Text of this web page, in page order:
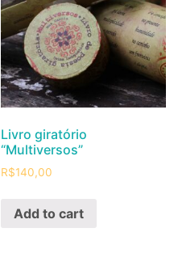
Livro giratório
“Multiversos”
R$140,00
Add to cart